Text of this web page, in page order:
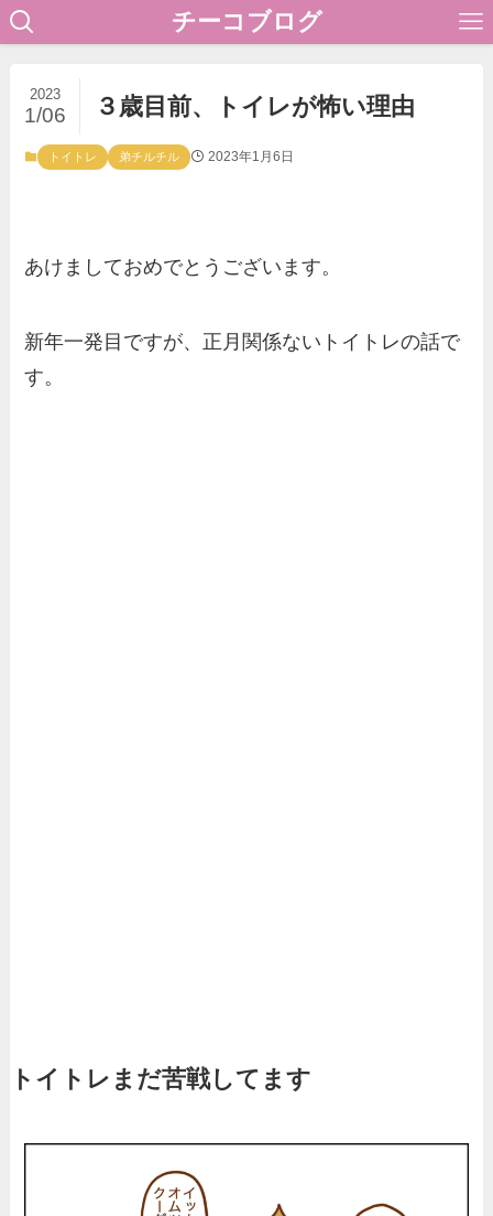
チーコブログ
３歳目前、トイレが怖い理由
2023
1/06
トイトレ 弟チルチル 2023年1月6日
あけましておめでとうございます。
新年一発目ですが、正月関係ないトイトレの話で
す。
トイトレまだ苦戦してます